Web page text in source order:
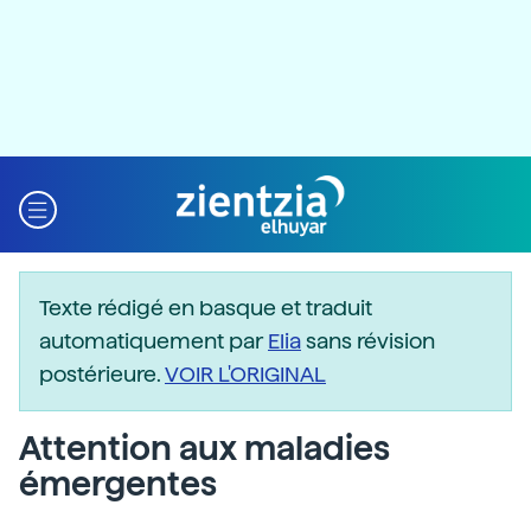
Texte rédigé en basque et traduit
automatiquement parEliasans révision
postérieure.VOIR L'ORIGINAL
Attention aux maladies
émergentes